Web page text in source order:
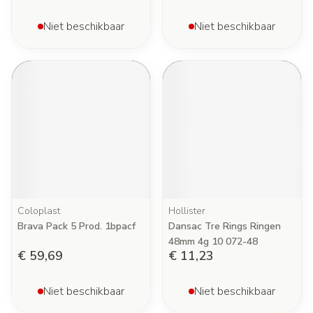
Niet beschikbaar Niet beschikbaar
Coloplast
Brava Pack 5 Prod. 1bpacf
€ 59,69
Niet beschikbaar
Hollister
Dansac Tre Rings Ringen
48mm 4g 10 072-48
€ 11,23
Niet beschikbaar